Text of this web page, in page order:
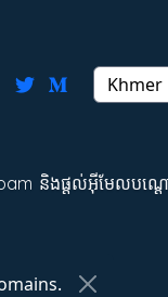
និង​ផ្តល់អ៊ីមែលបណ្ដោ